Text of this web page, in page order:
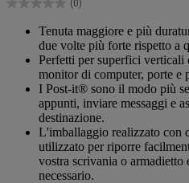
stelle.
(0)
0.0
Tenuta maggiore e più
due volte più forte rispetto a
Perfetti per superfici verticali
monitor di computer, porte e
I Post-it® sono il modo più
appunti, inviare messaggi e
destinazione.
L'imballaggio realizzato con
utilizzato per riporre
vostra scrivania o
necessario.